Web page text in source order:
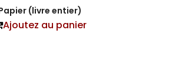
(livre entier)
Ajoutez au panier